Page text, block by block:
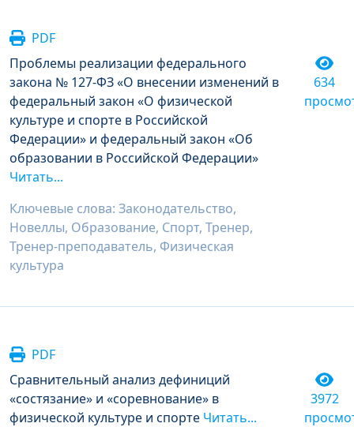
PDF
Проблемы реализации федерального
закона № 127-ФЗ «О внесении изменений в
федеральный закон «О физической
культуре и спорте в Российской
Федерации» и федеральный закон «Об
образовании в Российской Федерации»
Читать...
Ключевые слова: Законодательство,
Новеллы, Образование, Спорт, Тренер,
Тренер-преподаватель, Физическая
культура
634
PDF
Сравнительный анализ дефиниций
«состязание» и «соревнование» в
физической культуре и спорте Читать...
3972